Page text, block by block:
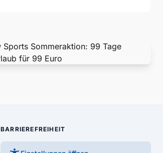
BARRIEREFREIHEIT